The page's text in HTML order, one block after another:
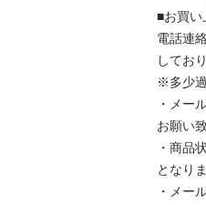
■お買い
電話連
してお
※多少
・メー
お願い
・商品
となり
・メー